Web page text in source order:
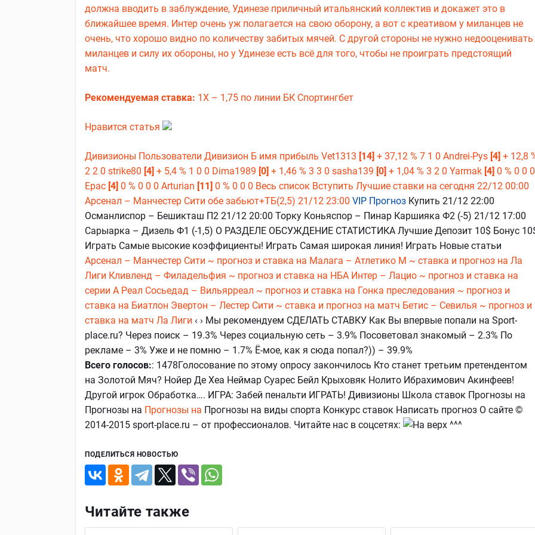
должна вводить в заблуждение, Удинезе приличный итальянский коллектив и докажет это в
ближайшее время. Интер очень уж полагается на свою оборону, а вот с креативом у миланцев не
очень, что хорошо видно по количеству забитых мячей. С другой стороны не нужно недооценивать
миланцев и силу их обороны, но у Удинезе есть всё для того, чтобы не проиграть предстоящий
матч.
Рекомендуемая ставка: 1Х – 1,75 по линии БК Спортингбет
Нравится статья
Дивизионы Пользователи Дивизион Б имя прибыль Vet1313 [14] + 37,12 % 7 1 0 Andrei-Pys [4] + 12,8
2 2 0 strike80 [4] + 5,4 % 1 0 0 Dima1989 [0] + 1,46 % 3 3 0 sasha139 [0] + 1,04 % 3 2 0 Yarmak [4] 0 % 0 0 0
Ерас [4] 0 % 0 0 0 Arturian [11] 0 % 0 0 0 Весь список Вступить Лучшие ставки на сегодня 22/12 00:00
Арсенал – Манчестер Сити обе забьют+ТБ(2,5) 21/12 23:00 VIP Прогноз Купить 21/12 22:00
Османлиспор – Бешикташ П2 21/12 20:00 Торку Коньяспор – Пинар Каршияка Ф2 (-5) 21/12 17:00
Сарыарка – Дизель Ф1 (-1,5) О РАЗДЕЛЕ ОБСУЖДЕНИЕ СТАТИСТИКА Лучшие Депозит 10$ Бонус
Играть Самые высокие коэффициенты! Играть Самая широкая линия! Играть Новые статьи
Арсенал – Манчестер Сити ~ прогноз и ставка на Малага – Атлетико М ~ ставка и прогноз на Ла
Лиги Кливленд – Филадельфия ~ прогноз и ставка на НБА Интер – Лацио ~ прогноз и ставка на
серии А Реал Сосьедад – Вильярреал ~ прогноз и ставка на Гонка преследования ~ прогноз и
ставка на Биатлон Эвертон – Лестер Сити ~ ставка и прогноз на матч Бетис – Севилья ~ прогноз и
ставка на матч Ла Лиги ‹ › Мы рекомендуем СДЕЛАТЬ СТАВКУ Как Вы впервые попали на Sport-
place.ru? Через поиск – 19.3% Через социальную сеть – 3.9% Посоветовал знакомый – 2.3% По
рекламе – 3% Уже и не помню – 1.7% Ё-мое, как я сюда попал?)) – 39.9%
Всего голосов:: 1478Голосование по этому опросу закончилось Кто станет третьим претендентом
на Золотой Мяч? Нойер Де Хеа Неймар Суарес Бейл Крыховяк Нолито Ибрахимович Акинфеев!
Другой игрок Обработка…. ИГРА: Забей пенальти ИГРАТЬ! Дивизионы Школа ставок Прогнозы на
Прогнозы на Прогнозы на Прогнозы на виды спорта Конкурс ставок Написать прогноз О сайте ©
2014-2015 sport-place.ru – от профессионалов. Читайте нас в соцсетях:
ПОДЕЛИТЬСЯ НОВОСТЬЮ
Читайте также